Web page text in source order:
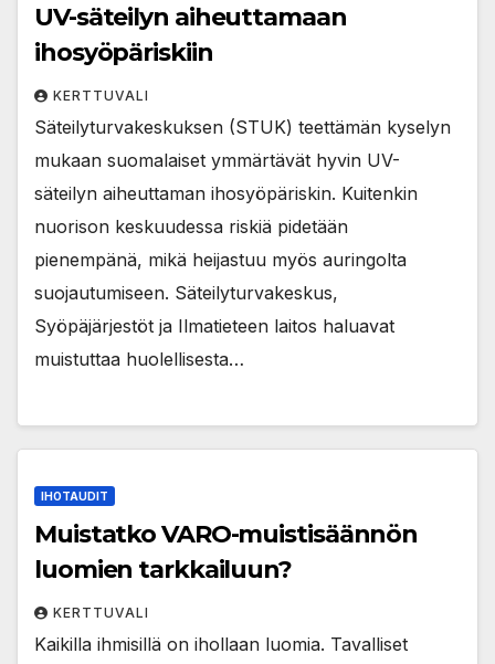
UV-säteilyn aiheuttamaan
ihosyöpäriskiin
KERTTUVALI
Säteilyturvakeskuksen (STUK) teettämän kyselyn
mukaan suomalaiset ymmärtävät hyvin UV-
säteilyn aiheuttaman ihosyöpäriskin. Kuitenkin
nuorison keskuudessa riskiä pidetään
pienempänä, mikä heijastuu myös auringolta
suojautumiseen. Säteilyturvakeskus,
Syöpäjärjestöt ja Ilmatieteen laitos haluavat
muistuttaa huolellisesta…
IHOTAUDIT
Muistatko VARO-muistisäännön
luomien tarkkailuun?
KERTTUVALI
Kaikilla ihmisillä on ihollaan luomia. Tavalliset